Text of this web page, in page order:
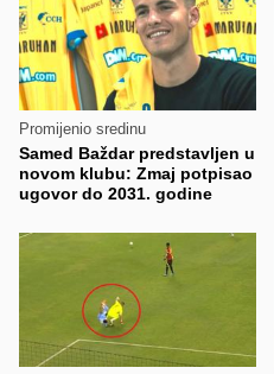
Promijenio sredinu
Samed Baždar predstavljen u
novom klubu: Zmaj potpisao
ugovor do 2031. godine